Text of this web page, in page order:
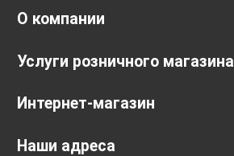
О компании
Услуги розничного магазина
Интернет-магазин
Наши адреса